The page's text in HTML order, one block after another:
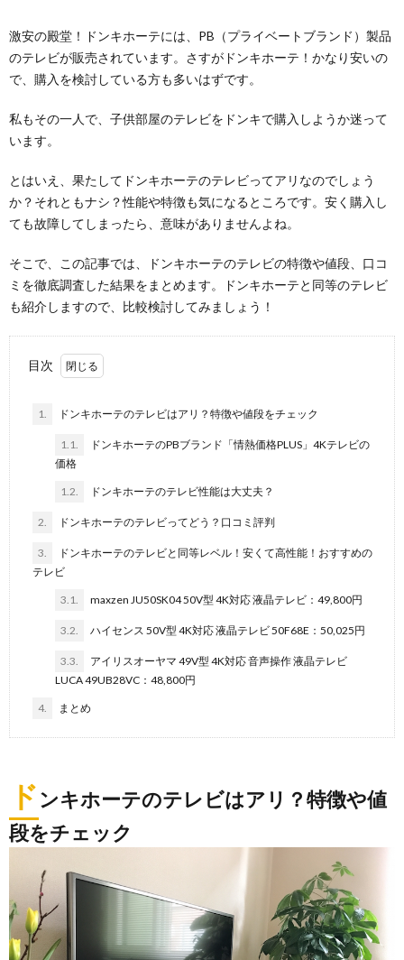
激安の殿堂！ドンキホーテには、PB（プライベートブランド）製品
のテレビが販売されています。さすがドンキホーテ！かなり安いの
で、購入を検討している方も多いはずです。
私もその一人で、子供部屋のテレビをドンキで購入しようか迷って
います。
とはいえ、果たしてドンキホーテのテレビってアリなのでしょう
か？それともナシ？性能や特徴も気になるところです。安く購入し
ても故障してしまったら、意味がありませんよね。
そこで、この記事では、ドンキホーテのテレビの特徴や値段、口コ
ミを徹底調査した結果をまとめます。ドンキホーテと同等のテレビ
も紹介しますので、比較検討してみましょう！
目次
1. ドンキホーテのテレビはアリ？特徴や値段をチェック
1.1.
ドンキホーテのPBブランド「情熱価格PLUS」4Kテレビの
価格
1.2. ドンキホーテのテレビ性能は大丈夫？
2. ドンキホーテのテレビってどう？口コミ評判
3.
ドンキホーテのテレビと同等レベル！安くて高性能！おすすめの
テレビ
3.1. maxzen JU50SK04 50V型 4K対応 液晶テレビ：49,800円
3.2. ハイセンス 50V型 4K対応 液晶テレビ 50F68E：50,025円
3.3.
アイリスオーヤマ 49V型 4K対応 音声操作 液晶テレビ
LUCA 49UB28VC：48,800円
4. まとめ
ドンキホーテのテレビはアリ？特徴や値
段をチェック